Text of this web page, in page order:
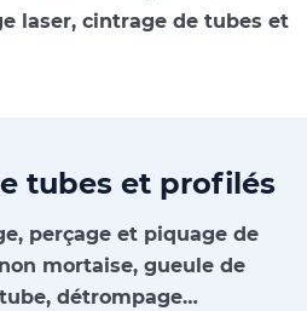
laser, cintrage de tubes et
tubes et profilés
perçage et piquage de
mortaise, gueule de
détrompage…